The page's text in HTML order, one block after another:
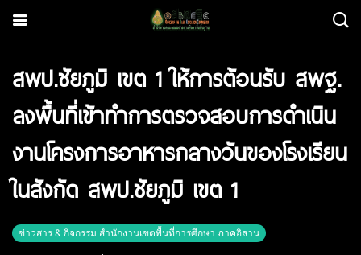
สพป.ชัยภูมิ เขต 1 ให้การต้อนรับ สพฐ.
ลงพื้นที่เข้าทำการตรวจสอบการดำเนิน
งานโครงการอาหารกลางวันของโรงเรียน
ในสังกัด สพป.ชัยภูมิ เขต 1
ข่าวสาร & กิจกรรม สำนักงานเขตพื้นที่การศึกษา ภาคอิสาน